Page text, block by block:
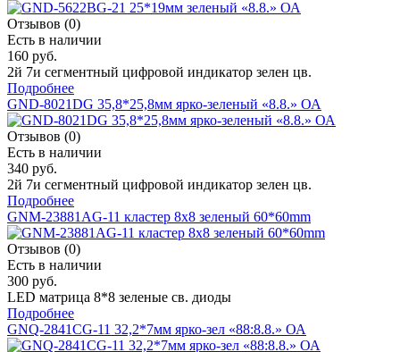
Отзывов (0)
Есть в наличии
160 руб.
2й 7и сегментный цифровой индикатор зелен цв.
Подробнее
GND-8021DG 35,8*25,8мм ярко-зеленый «8.8.» ОА
Отзывов (0)
Есть в наличии
340 руб.
2й 7и сегментный цифровой индикатор зелен цв.
Подробнее
GNM-23881AG-11 кластер 8х8 зеленый 60*60mm
Отзывов (0)
Есть в наличии
300 руб.
LED матрица 8*8 зеленые св. диоды
Подробнее
GNQ-2841CG-11 32,2*7мм ярко-зел «88:8.8.» ОА